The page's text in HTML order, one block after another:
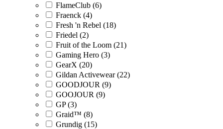
FlameClub (6)
Fraenck (4)
Fresh 'n Rebel (18)
Friedel (2)
Fruit of the Loom (21)
Gaming Hero (3)
GearX (20)
Gildan Activewear (22)
GOODJOUR (9)
GOOJOUR (9)
GP (3)
Graid™ (8)
Grundig (15)